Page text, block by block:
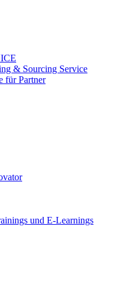
& Sourcing Service
für Partner
und E-Learnings